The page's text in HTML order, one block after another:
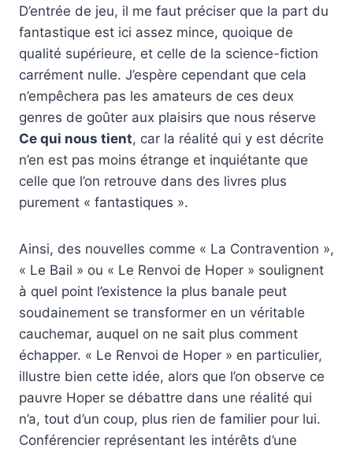
D’entrée de jeu, il me faut préciser que la part du
fantastique est ici assez mince, quoique de
qualité supérieure, et celle de la science-fiction
carrément nulle. J’espère cependant que cela
n’empêchera pas les amateurs de ces deux
genres de goûter aux plaisirs que nous réserve
Ce qui nous tient, car la réalité qui y est décrite
n’en est pas moins étrange et inquiétante que
celle que l’on retrouve dans des livres plus
purement « fantastiques ».
Ainsi, des nouvelles comme « La Contravention »,
« Le Bail » ou « Le Renvoi de Hoper » soulignent
à quel point l’existence la plus banale peut
soudainement se transformer en un véritable
cauchemar, auquel on ne sait plus comment
échapper. « Le Renvoi de Hoper » en particulier,
illustre bien cette idée, alors que l’on observe ce
pauvre Hoper se débattre dans une réalité qui
n’a, tout d’un coup, plus rien de familier pour lui.
Conférencier représentant les intérêts d’une